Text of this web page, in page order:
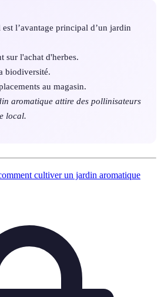
est l’avantage principal d’un jardin
sur l'achat d'herbes.
biodiversité.
au magasin.
aromatique attire des pollinisateurs
local.
cultiver un jardin aromatique